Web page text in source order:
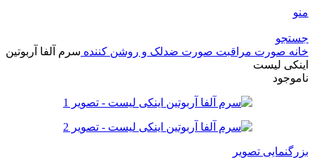
منو
جستجو
خانه صورت مراقبت صورت ضدلک و روشن کننده سرم آلفا آربوتین
اینکی لیست
ناموجود
بزرگنمایی تصویر